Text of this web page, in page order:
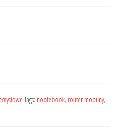
Tags: nootebook, router mobilny,